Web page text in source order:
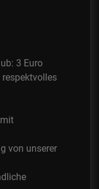
3 Euro
von unserer